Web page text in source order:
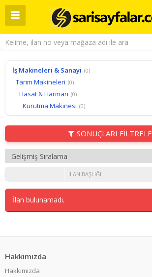
İş Makineleri & Sanayi (0)
Tarım Makineleri (0)
Hasat & Harman (0)
Kurutma Makinesi (0)
SONUÇLARI FİLTRELE
İLAN BAŞLIĞI
İlan bulunamadı.
Hakkımızda
Hakkımızda